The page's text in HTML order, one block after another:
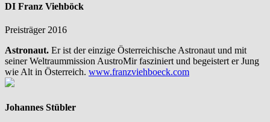
DI Franz Viehböck
Preisträger 2016
Astronaut. Er ist der einzige Österreichische Astronaut und mit
seiner Weltraummission AustroMir fasziniert und begeistert er Jung
wie Alt in Österreich. www.franzviehboeck.com
Johannes Stübler